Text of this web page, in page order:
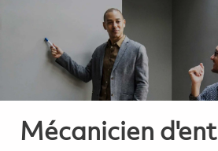
Mécanicien